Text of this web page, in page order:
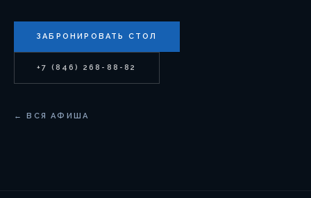
ЗАБРОНИРОВАТЬ СТОЛ
+7 (846) 268-88-82
← ВСЯ АФИША